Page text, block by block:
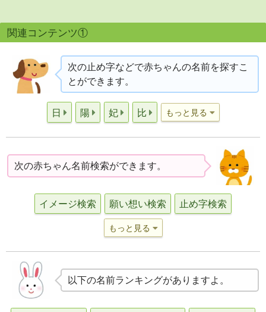
関連コンテンツ①
次の止め字などで赤ちゃんの名前を探すこ
とができます。
日 陽 妃 比 もっと見る
次の赤ちゃん名前検索ができます。
イメージ検索 願い想い検索 止め字検索
もっと見る
以下の名前ランキングがありますよ。